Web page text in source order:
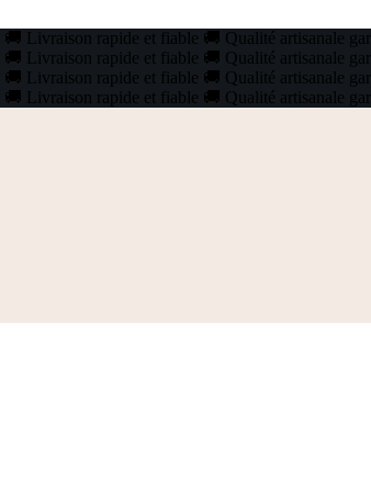
🚚 Livraison rapide et fiable 🚚 Qualité artisanale
🚚 Livraison rapide et fiable 🚚 Qualité artisanale
🚚 Livraison rapide et fiable 🚚 Qualité artisanale
🚚 Livraison rapide et fiable 🚚 Qualité artisanale